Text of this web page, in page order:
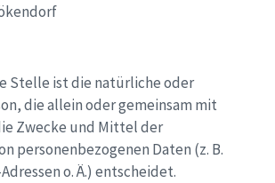
Stelle ist die natürliche oder
die allein oder gemeinsam mit
Zwecke und Mittel der
personenbezogenen Daten (z. B.
o. Ä.) entscheidet.